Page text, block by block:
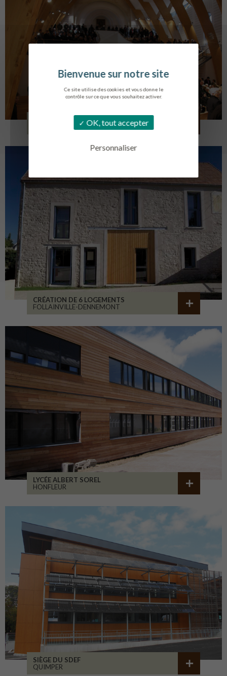
Ce site utilise des cookies et vous donne le
contrôle sur ce que vous souhaitez activer.
OK, tout accepter
Personnaliser
EGLISE SAINT VINCENT
LA TOURLANDRY
CRÉATION DE 6 LOGEMENTS
FOLLAINVILLE-DENNEMONT
LYCÉE ALBERT SOREL
HONFLEUR
SIÈGE DU SDEF
QUIMPER